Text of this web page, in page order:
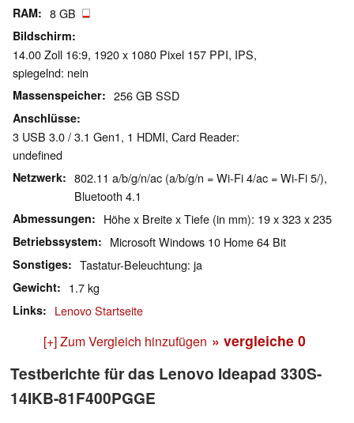
RAM 8 GB
Bildschirm
14.00 Zoll 16:9, 1920 x 1080 Pixel 157 PPI, IPS,
spiegelnd: nein
Massenspeicher 256 GB SSD
Anschlüsse
3 USB 3.0 / 3.1 Gen1, 1 HDMI, Card Reader:
undefined
Netzwerk
802.11 a/b/g/n/ac (a/b/g/n = Wi-Fi 4/ac = Wi-Fi 5/),
Bluetooth 4.1
Abmessungen Höhe x Breite x Tiefe (in mm): 19 x 323 x 235
Betriebssystem Microsoft Windows 10 Home 64 Bit
Sonstiges Tastatur-Beleuchtung: ja
Gewicht 1.7 kg
Links Lenovo Startseite
[+] Zum Vergleich hinzufügen » vergleiche 0
Testberichte für das Lenovo Ideapad 330S-
14IKB-81F400PGGE